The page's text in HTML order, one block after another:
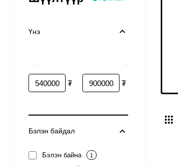
Үнэ
₮ ₮
Бэлэн байдал
Бэлэн байна 1